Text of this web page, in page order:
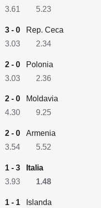
3.61 5.23
3 - 0
Rep. Ceca
3.03 2.34
2 - 0
Polonia
3.03 2.36
2 - 0
Moldavia
4.30 9.25
2 - 0
Armenia
3.54 5.52
1 - 3
Italia
3.93 1.48
1 - 1
Islanda